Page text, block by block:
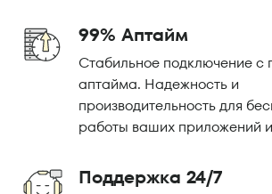
99% Аптайм
Стабильное подключение с
аптайма. Надежность и
производительность для
работы ваших приложений
Поддержка 24/7